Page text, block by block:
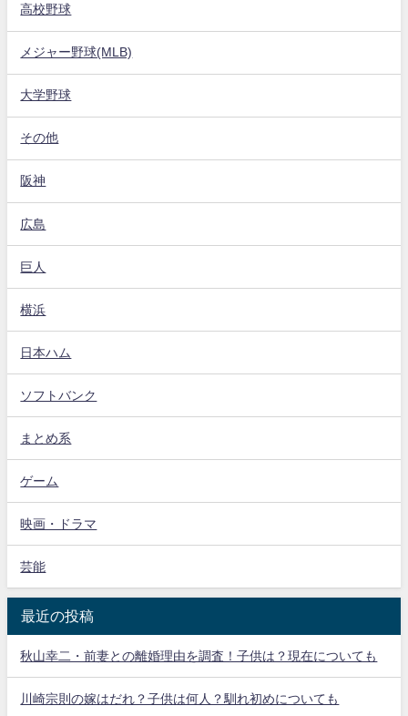
高校野球
メジャー野球(MLB)
大学野球
その他
阪神
広島
巨人
横浜
日本ハム
ソフトバンク
まとめ系
ゲーム
映画・ドラマ
芸能
最近の投稿
秋山幸二・前妻との離婚理由を調査！子供は？現在についても
川崎宗則の嫁はだれ？子供は何人？馴れ初めについても